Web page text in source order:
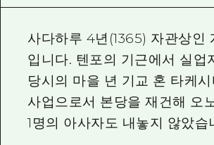
사진 다운로드
재해가 발생했을 때
관광 안내 책자
사다하루 4년(1365) 자관상인
입니다. 텐포의 기근에서 실업
당시의 마을 년 기교 혼 타케
사업으로서 본당을 재건해 오
1명의 아사자도 내놓지 않았습